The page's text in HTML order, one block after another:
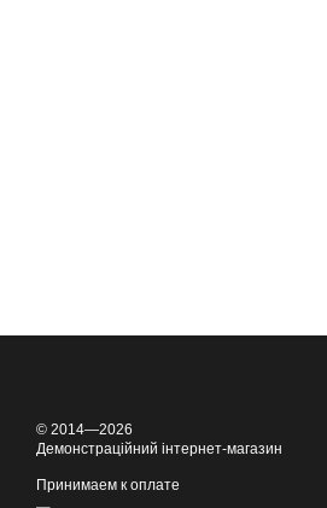
© 2014—2026
Демонстраційний інтернет-магазин
Принимаем к оплате